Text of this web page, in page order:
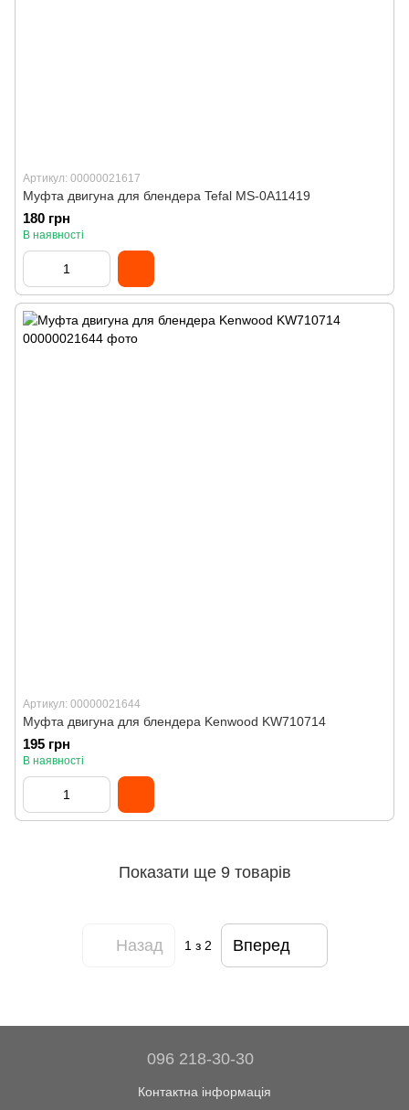
Артикул: 00000021617
Муфта двигуна для блендера Tefal MS-0A11419
180 грн
В наявності
Артикул: 00000021644
Муфта двигуна для блендера Kenwood KW710714
195 грн
В наявності
Показати ще 9 товарів
Назад 1 з 2 Вперед
096 218-30-30
Контактна інформація